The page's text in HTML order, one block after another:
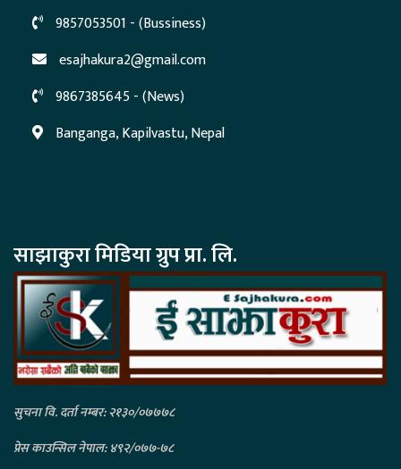
9857053501 - (Bussiness)
esajhakura2@gmail.com
9867385645 - (News)
Banganga, Kapilvastu, Nepal
साझाकुरा मिडिया ग्रुप प्रा. लि.
सुचना वि. दर्ता नम्बर: २१३०/०७७७८
प्रेस काउन्सिल नेपाल: ४९२/०७७-७८